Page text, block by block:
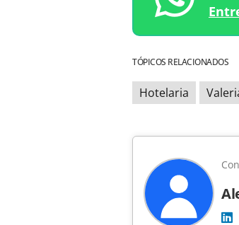
TÓPICOS RELACIONADOS
Hotelaria